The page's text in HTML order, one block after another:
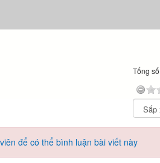
Tổng
để có thể bình luận bài viết này